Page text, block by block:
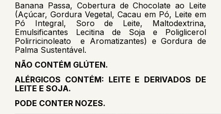
Banana Passa, Cobertura de Chocolate ao Leite
(Açúcar, Gordura Vegetal, Cacau em Pó, Leite em
Pó Integral, Soro de Leite, Maltodextrina,
Emulsificantes Lecitina de Soja e Poliglicerol
Polirricinoleato e Aromatizantes) e Gordura de
Palma Sustentável.
NÃO CONTÉM GLÚTEN.
ALÉRGICOS CONTÉM: LEITE E DERIVADOS DE
LEITE E SOJA.
PODE CONTER NOZES.